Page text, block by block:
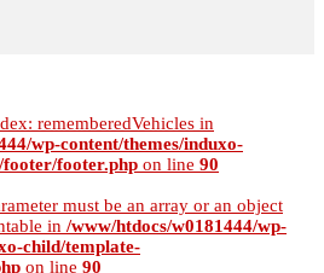
rememberedVehicles in
wp-content/themes/induxo-
footer.php on line 90
must be an array or an object
in /www/htdocs/w0181444/wp-
child/template-
on line 90